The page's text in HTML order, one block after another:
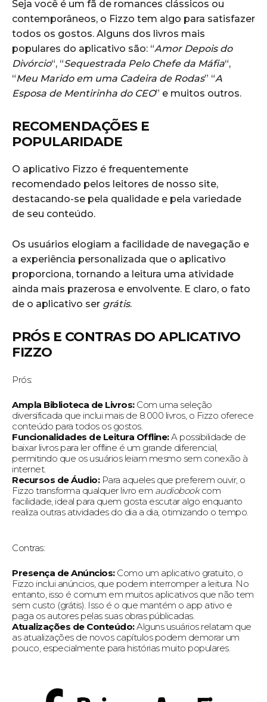
Seja você é um fã de romances clássicos ou
contemporâneos, o Fizzo tem algo para satisfazer
todos os gostos. Alguns dos livros mais
populares do aplicativo são: “Amor Depois do
Divórcio“, “Sequestrada Pelo Chefe da Máfia“,
“Meu Marido em uma Cadeira de Rodas” “A
Esposa de Mentirinha do CEO” e muitos outros.
RECOMENDAÇÕES E
POPULARIDADE
O aplicativo Fizzo é frequentemente
recomendado pelos leitores de nosso site,
destacando-se pela qualidade e pela variedade
de seu conteúdo.
Os usuários elogiam a facilidade de navegação e
a experiência personalizada que o aplicativo
proporciona, tornando a leitura uma atividade
ainda mais prazerosa e envolvente. E claro, o fato
de o aplicativo ser grátis.
PRÓS E CONTRAS DO APLICATIVO
FIZZO
Prós:
Ampla Biblioteca de Livros:Com uma seleção
diversificada que inclui mais de 8.000 livros, o Fizzo oferece
conteúdo para todos os gostos.
Funcionalidades de Leitura Offline:A possibilidade de
baixar livros para ler offline é um grande diferencial,
permitindo que os usuários leiam mesmo sem conexão à
internet.
Recursos de Áudio:Para aqueles que preferem ouvir, o
Fizzo transforma qualquer livro em audiobookcom
facilidade, ideal para quem gosta escutar algo enquanto
realiza outras atividades do dia a dia, otimizando o tempo.
Contras:
Presença de Anúncios:Como um aplicativo gratuito, o
Fizzo inclui anúncios, que podem interromper a leitura. No
entanto, isso é comum em muitos aplicativos que não tem
sem custo (grátis). Isso é o que mantém o app ativo e
paga os autores pelas suas obras públicadas.
Atualizações de Conteúdo:Alguns usuários relatam que
as atualizações de novos capítulos podem demorar um
pouco, especialmente para histórias muito populares.